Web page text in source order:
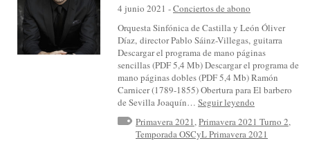
S
N
4 junio 2021 -Conciertos de abono
Orquesta Sinfónica de Castilla y León Óliver
Díaz, director Pablo Sáinz-Villegas, guitarra
Descargar el programa de mano páginas
sencillas (PDF 5,4 Mb) Descargar el programa de
mano páginas dobles (PDF 5,4 Mb) Ramón
Carnicer (1789-1855) Obertura para El barbero
de Sevilla Joaquín… Seguir leyendo
Primavera 2021,Primavera 2021 Turno 2,
Temporada OSCyL Primavera 2021